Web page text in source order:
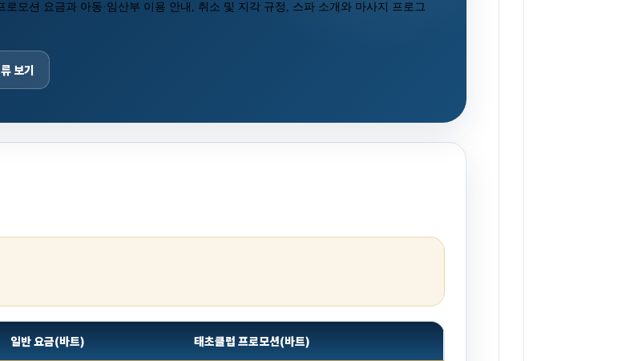
로모션 요금과 아동·임산부 이용 안내, 취소 및 지각 규정, 스파 소개와 마사지 프로그
보기
일반 요금(바트) 태초클럽 프로모션(바트)